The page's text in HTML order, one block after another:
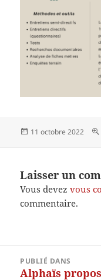
Publié
11 octobre 2022
Laisser un
Vous devezvous
commentaire.
PUBLIÉ DANS
Alphaïs